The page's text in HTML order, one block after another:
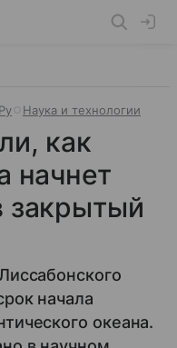
Наука и технологии
как
начнет
закрытый
начала
океана.